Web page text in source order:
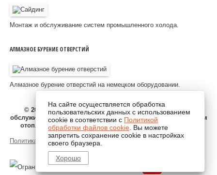
Монтаж и обслуживание систем промышленного холода.
АЛМАЗНОЕ БУРЕНИЕ ОТВЕРСТИЙ
Алмазное бурение отверстий на немецком оборудовании.
© 2010-2025 ООО "ЦФСК" Липецк - продажа, монтаж и
обслуживание вентиляции, кондиционеров в Липецке, систем
отопления, бензо и дизель генераторов. Товарный знак
зарегистрирован. Все права защищены.
Политика конфиденциальности
На сайте осуществляется обработка
пользовательских данных с использованием
cookie в соответствии с Политикой
обработки файлов cookie . Вы можете
запретить сохранение cookie в настройках
своего браузера.
Хорошо